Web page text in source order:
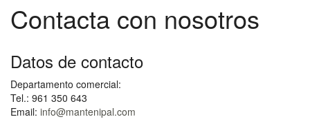
Contacta con nosotros
Datos de contacto
Departamento comercial:
Tel.: 961 350 643
Email: info@mantenipal.com